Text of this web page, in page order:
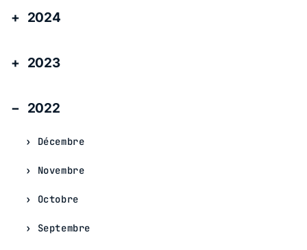
2024
2023
2022
Décembre
Novembre
Octobre
Septembre